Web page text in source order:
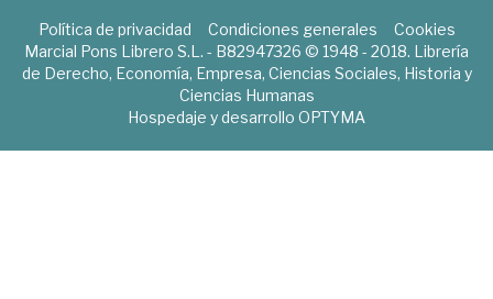
Política de privacidad Condiciones generales
Cookies
Marcial Pons Librero S.L. - B82947326 © 1948 - 2018. Librería
de Derecho, Economía, Empresa, Ciencias Sociales, Historia y
Ciencias Humanas
Hospedaje y desarrollo OPTYMA